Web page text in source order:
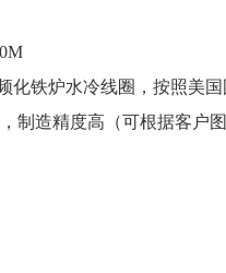
化铁炉水冷线圈，按照美
制造精度高（可根据客户